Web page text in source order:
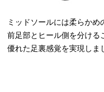
ミッドソールには柔らか
前足部とヒール側を分ける
優れた足裏感覚を実現しま